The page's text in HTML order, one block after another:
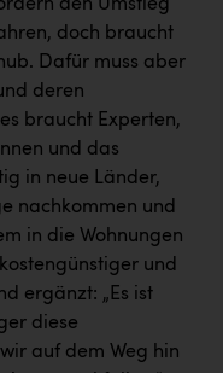
den Umstieg
doch braucht
Dafür muss aber
deren
braucht Experten,
und das
in neue Länder,
nachkommen und
in die Wohnungen
und
ergänzt: „Es ist
diese
auf dem Weg hin